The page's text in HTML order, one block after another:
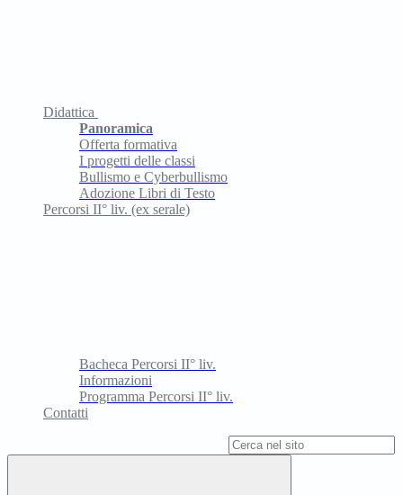
Didattica
Panoramica
Offerta formativa
I progetti delle classi
Bullismo e Cyberbullismo
Adozione Libri di Testo
Percorsi II° liv. (ex serale)
Bacheca Percorsi II° liv.
Informazioni
Programma Percorsi II° liv.
Contatti